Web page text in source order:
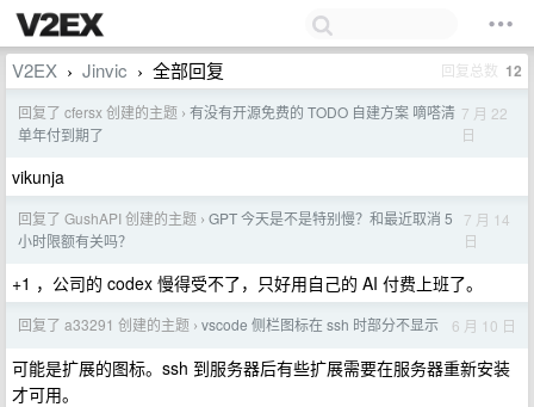
V2EX › Jinvic › 全部回复 回复总数 12
回复了 cfersx 创建的主题 › 有没有开源免费的 TODO 自建方案 嘀嗒清
单年付到期了
7 月 22
日
vikunja
回复了 GushAPI 创建的主题 › GPT 今天是不是特别慢？和最近取消 5
小时限额有关吗？
7 月 14
日
+1 ，公司的 codex 慢得受不了，只好用自己的 AI 付费上班了。
回复了 a33291 创建的主题 › vscode 侧栏图标在 ssh 时部分不显示 6 月 10 日
可能是扩展的图标。ssh 到服务器后有些扩展需要在服务器重新安装
才可用。